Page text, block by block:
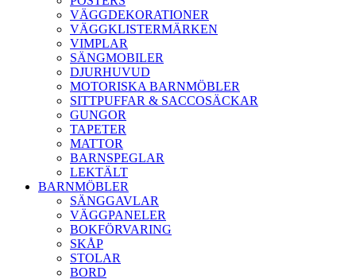
VÄGGDEKORATIONER
VÄGGKLISTERMÄRKEN
VIMPLAR
SÄNGMOBILER
DJURHUVUD
MOTORISKA BARNMÖBLER
SITTPUFFAR & SACCOSÄCKAR
GUNGOR
TAPETER
MATTOR
BARNSPEGLAR
LEKTÄLT
BARNMÖBLER
SÄNGGAVLAR
VÄGGPANELER
BOKFÖRVARING
SKÅP
STOLAR
BORD